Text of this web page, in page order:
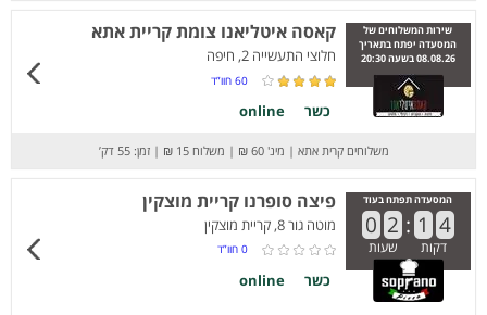
שירות המשלוחים של
המסעדה יפתח בתאריך
08.08.26 בשעה 20:30
קאסה איטליאנו צומת קריית אתא
חלוצי התעשייה 2, חיפה
60 חוו”ד
כשר online
משלוחים קרית אתא | מינ' 60 ₪ | משלוח 15 ₪ | זמן: 55 דק’
המסעדה תפתח בעוד
0 2 : 1 4
דקות שעות
פיצה סופרנו קריית מוצקין
מוטה גור 8, קריית מוצקין
0 חוו”ד
כשר online